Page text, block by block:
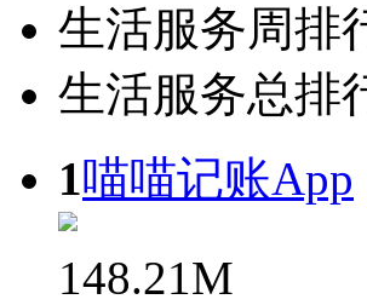
生活服务周排
生活服务总排
1喵喵记账App
148.21M